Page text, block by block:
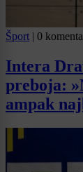
Šport | 0
Intera
preboja:
ampak